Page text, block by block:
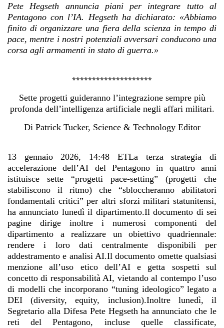
Pete Hegseth annuncia piani per integrare tutto al
Pentagono con l’IA. Hegseth ha dichiarato: «Abbiamo
finito di organizzare una fiera della scienza in tempo di
pace, mentre i nostri potenziali avversari conducono una
corsa agli armamenti in stato di guerra.»
********************
Sette progetti guideranno l’integrazione sempre più
profonda dell’intelligenza artificiale negli affari militari.
Di Patrick Tucker, Science & Technology Editor
13 gennaio 2026, 14:48 ETLa terza strategia di
accelerazione dell’AI del Pentagono in quattro anni
istituisce sette “progetti pace-setting” (progetti che
stabiliscono il ritmo) che “sbloccheranno abilitatori
fondamentali critici” per altri sforzi militari statunitensi,
ha annunciato lunedì il dipartimento.Il documento di sei
pagine dirige inoltre i numerosi componenti del
dipartimento a realizzare un obiettivo quadriennale:
rendere i loro dati centralmente disponibili per
addestramento e analisi AI.Il documento omette qualsiasi
menzione all’uso etico dell’AI e getta sospetti sul
concetto di responsabilità AI, vietando al contempo l’uso
di modelli che incorporano “tuning ideologico” legato a
DEI (diversity, equity, inclusion).Inoltre lunedì, il
Segretario alla Difesa Pete Hegseth ha annunciato che le
reti del Pentagono, incluse quelle classificate,